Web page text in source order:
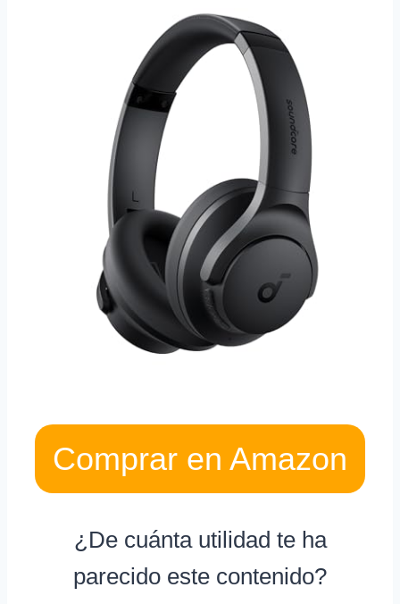
Comprar en Amazon
¿De cuánta utilidad te ha
parecido este contenido?